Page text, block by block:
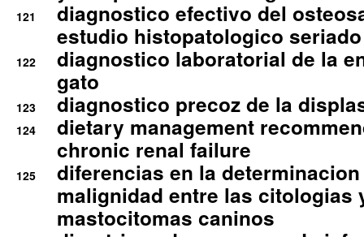
121
diagnostico efectivo del
estudio histopatologico seriado
122
diagnostico laboratorial de la
gato
123 diagnostico precoz de la
124
dietary management
chronic renal failure
125
diferencias en la
malignidad entre las citologias
mastocitomas caninos